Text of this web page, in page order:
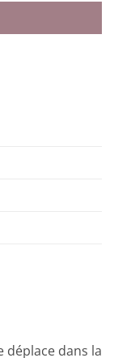
déplace dans la